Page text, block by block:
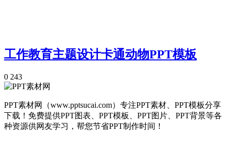
工作教育主题设计卡通动物PPT模板
0 243
PPT素材网（www.pptsucai.com）专注PPT素材、PPT模板分享
下载！免费提供PPT图表、PPT模板、PPT图片、PPT背景等各
种资源供网友学习，帮您节省PPT制作时间！